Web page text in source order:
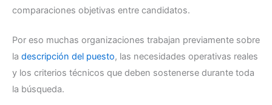
comparaciones objetivas entre candidatos.
Por eso muchas organizaciones trabajan previamente sobre
la descripción del puesto, las necesidades operativas reales
y los criterios técnicos que deben sostenerse durante toda
la búsqueda.